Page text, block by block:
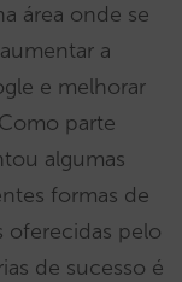
área onde se
a
e melhorar
parte
algumas
formas de
oferecidas pelo
de sucesso é